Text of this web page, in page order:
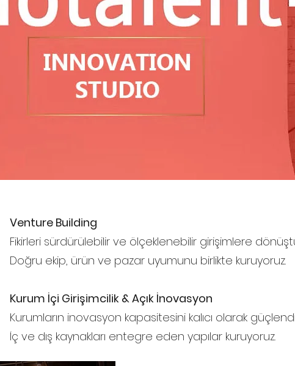
Venture Building
Fikirleri sürdürülebilir ve ölçeklenebilir girişimlere
Doğru ekip, ürün ve pazar uyumunu birlikte kuruyoruz.
Kurum İçi Girişimcilik & Açık İnovasyon
Kurumların inovasyon kapasitesini kalıcı olarak
İç ve dış kaynakları entegre eden yapılar kuruyoruz.